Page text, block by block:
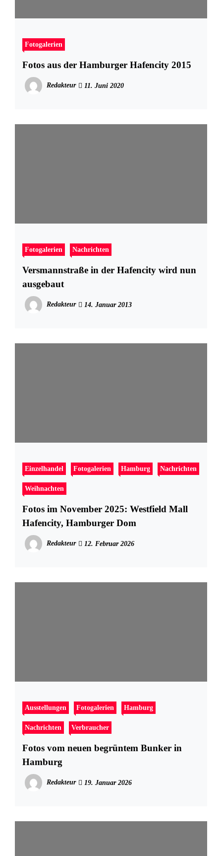
Fotogalerien
Fotos aus der Hamburger Hafencity 2015
Redakteur 11. Juni 2020
Fotogalerien Nachrichten
Versmannstraße in der Hafencity wird nun
ausgebaut
Redakteur 14. Januar 2013
Einzelhandel Fotogalerien Hamburg Nachrichten
Weihnachten
Fotos im November 2025: Westfield Mall
Hafencity, Hamburger Dom
Redakteur 12. Februar 2026
Ausstellungen Fotogalerien Hamburg
Nachrichten Verbraucher
Fotos vom neuen begrüntem Bunker in
Hamburg
Redakteur 19. Januar 2026